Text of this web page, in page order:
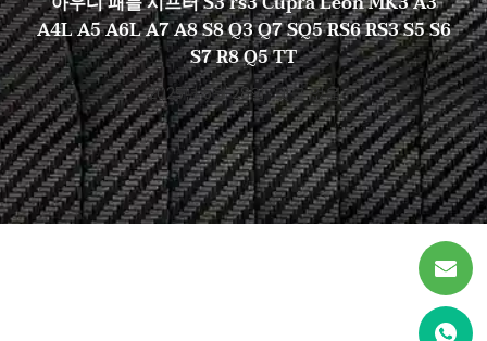
A4L A5 A6L A7 A8 S8 Q3 Q7 SQ5 RS6 RS3 S5 S6
S7 R8 Q5 TT
2025년 5월 28일 댓글 없음
이상적인 탄소를 찾기 시작하세